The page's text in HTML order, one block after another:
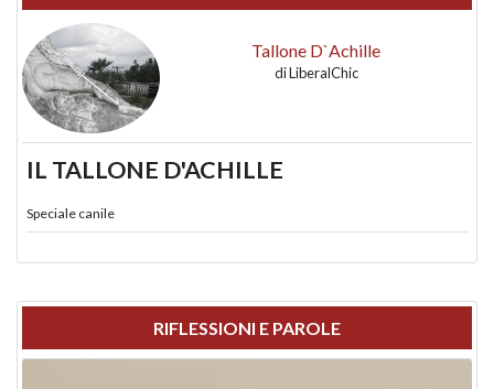
Tallone D`Achille
diLiberalChic
IL TALLONE D'ACHILLE
Speciale canile
RIFLESSIONI E PAROLE